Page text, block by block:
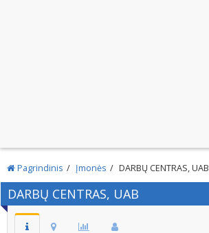
Pagrindinis Įmonės DARBŲ CENTRAS, UAB
DARBŲ CENTRAS, UAB